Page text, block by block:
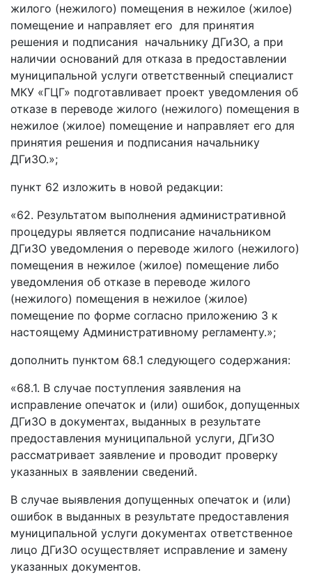
жилого (нежилого) помещения в нежилое (жилое)
помещение и направляет его для принятия
решения и подписания начальнику ДГиЗО, а при
наличии оснований для отказа в предоставлении
муниципальной услуги ответственный специалист
МКУ «ГЦГ» подготавливает проект уведомления об
отказе в переводе жилого (нежилого) помещения в
нежилое (жилое) помещение и направляет его для
принятия решения и подписания начальнику
ДГиЗО.»;
пункт 62 изложить в новой редакции:
«62. Результатом выполнения административной
процедуры является подписание начальником
ДГиЗО уведомления о переводе жилого (нежилого)
помещения в нежилое (жилое) помещение либо
уведомления об отказе в переводе жилого
(нежилого) помещения в нежилое (жилое)
помещение по форме согласно приложению 3 к
настоящему Административному регламенту.»;
дополнить пунктом 68.1 следующего содержания:
«68.1. В случае поступления заявления на
исправление опечаток и (или) ошибок, допущенных
ДГиЗО в документах, выданных в результате
предоставления муниципальной услуги, ДГиЗО
рассматривает заявление и проводит проверку
указанных в заявлении сведений.
В случае выявления допущенных опечаток и (или)
ошибок в выданных в результате предоставления
муниципальной услуги документах ответственное
лицо ДГиЗО осуществляет исправление и замену
указанных документов.